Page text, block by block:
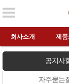
회사소개 제
공지사
자주묻는